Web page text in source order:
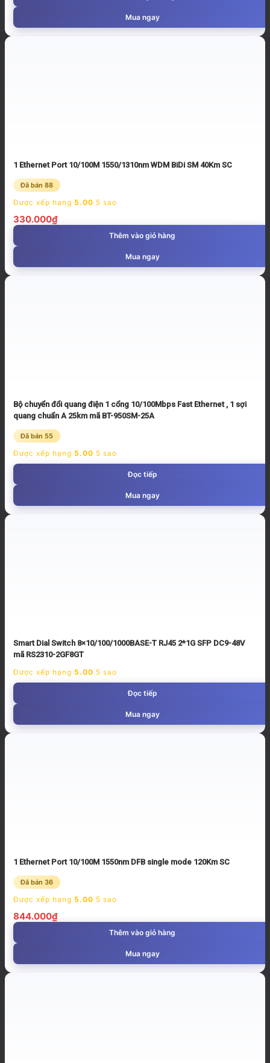
Mua ngay
1 Ethernet Port 10/100M 1550/1310nm WDM BiDi SM 40Km SC
Đã bán 88
Được xếp hạng 5.00 5 sao
330.000₫
Thêm vào giỏ hàng
Mua ngay
Bộ chuyển đổi quang điện 1 cổng 10/100Mbps Fast Ethernet , 1 sợi
quang chuẩn A 25km mã BT-950SM-25A
Đã bán 55
Được xếp hạng 5.00 5 sao
Đọc tiếp
Mua ngay
Smart Dial Switch 8×10/100/1000BASE-T RJ45 2*1G SFP DC9-48V
mã RS2310-2GF8GT
Được xếp hạng 5.00 5 sao
Đọc tiếp
Mua ngay
1 Ethernet Port 10/100M 1550nm DFB single mode 120Km SC
Đã bán 36
Được xếp hạng 5.00 5 sao
844.000₫
Thêm vào giỏ hàng
Mua ngay